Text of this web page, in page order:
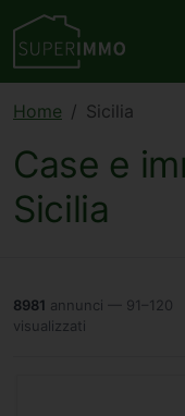
Home Sicilia
Case e
Sicilia
8981 annunci — 91–120
visualizzati